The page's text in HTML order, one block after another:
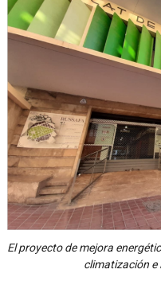
El proyecto de mejora
climatización e